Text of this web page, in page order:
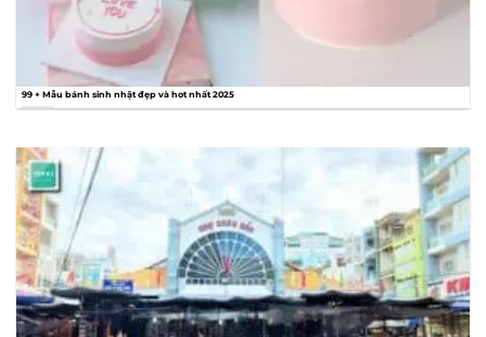
99 + Mẫu bánh sinh nhật đẹp và hot nhất 2025